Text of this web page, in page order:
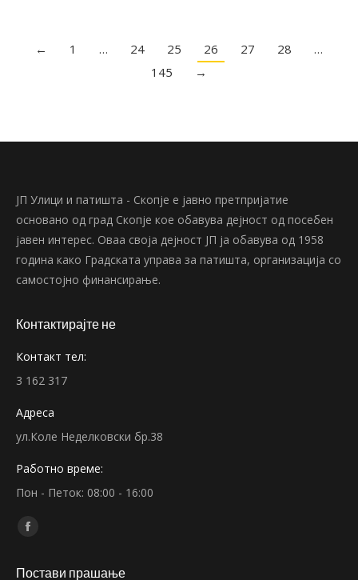
← 1 … 24 25 26 27 28
…
145
→
ЈП Улици и патишта - Скопје е јавно претпријатие
основано од град Скопје кое обавува дејност од посебен
јавен интерес. Оваа своја дејност ЈП ја обавува од 1958
година како Градската управа за патишта, организација со
самостојно финансирање.
Контактирајте не
Контакт тел:
3 162 317
Адреса
ул.Коле Неделковски бр.38
Работно време:
Пон - Петок: 08:00 - 16:00
Find us on:
Facebook
Постави прашање